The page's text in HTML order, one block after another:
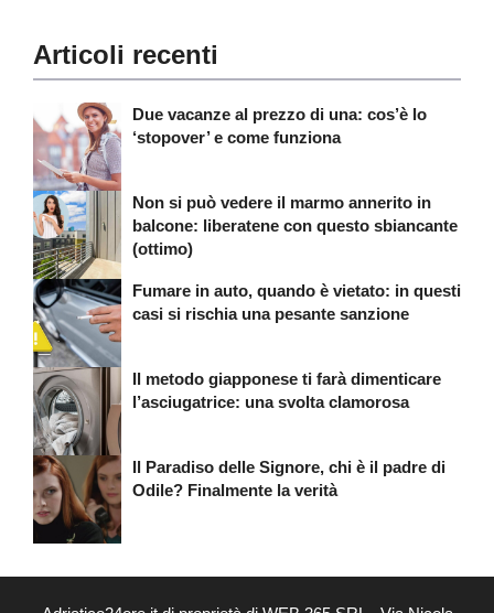
Articoli recenti
Due vacanze al prezzo di una: cos’è lo
‘stopover’ e come funziona
Non si può vedere il marmo annerito in
balcone: liberatene con questo sbiancante
(ottimo)
Fumare in auto, quando è vietato: in questi
casi si rischia una pesante sanzione
Il metodo giapponese ti farà dimenticare
l’asciugatrice: una svolta clamorosa
Il Paradiso delle Signore, chi è il padre di
Odile? Finalmente la verità